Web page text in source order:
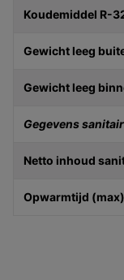
Koudemiddel R-
Gewicht leeg
Gewicht leeg
Gegevens
Netto inhoud
Opwarmtijd